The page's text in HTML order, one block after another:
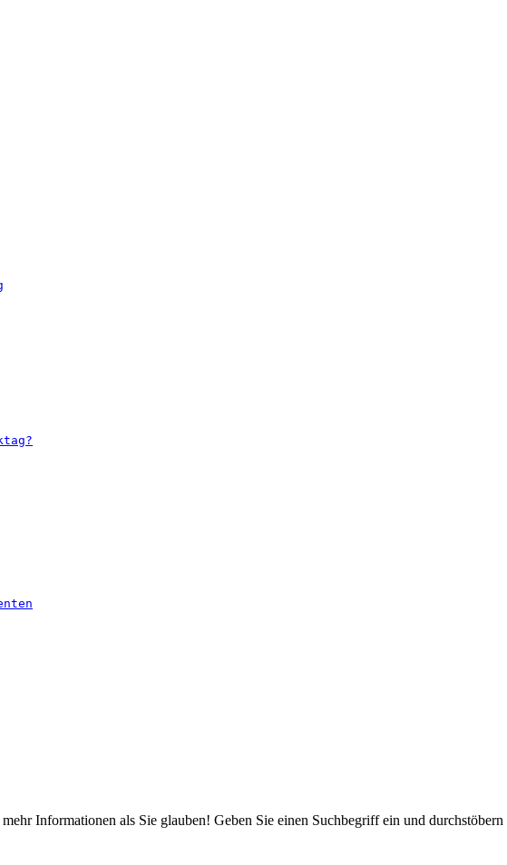
Informationen als Sie glauben! Geben Sie einen Suchbegriff ein und